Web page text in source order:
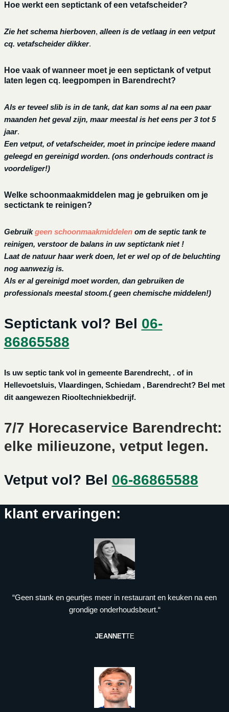
Hoe werkt een septictank of een vetafscheider?
Zie het schema hierboven, alleen is de vetlaag in een vetput
cq. vetafscheider dikker.
Hoe vaak of wanneer moet je een septictank of vetput
laten legen cq. leegpompen in Barendrecht?
Als er teveel slib is in de tank, dat kan soms al na een paar
maanden het geval zijn, maar meestal is het eens per 3 tot 5
jaar.
Een vetput, of vetafscheider, moet in principe iedere maand
geleegd en gereinigd worden. (ons onderhouds contract is
voordeliger!)
Welke schoonmaakmiddelen mag je gebruiken om je
sectictank te reinigen?
Gebruikgeen schoonmaakmiddelen om de septic tank te
reinigen, verstoor de balans in uw septictank niet !
Laat de natuur haar werk doen, let er wel op of de beluchting
nog aanwezig is.
Als er al gereinigd moet worden, dan gebruiken de
professionals meestal stoom.( geen chemische middelen!)
Septictank vol? Bel 06-
86865588
Is uw septic tank vol in gemeente Barendrecht, . of in
Hellevoetsluis, Vlaardingen, Schiedam , Barendrecht? Bel met
dit aangewezen Riooltechniekbedrijf.
7/7 Horecaservice Barendrecht:
elke milieuzone, vetput legen.
Vetput vol? Bel 06-86865588
klant ervaringen:
“Geen stank en geurtjes meer in restaurant en keuken na een
grondige onderhoudsbeurt.“
JEANNETTE